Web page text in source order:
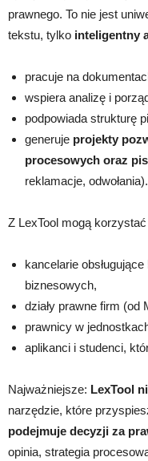
prawnego. To nie jest
tekstu, tylko inteligentny
pracuje na
wspiera analizę i
podpowiada strukturę
generuje projekty
procesowych oraz
reklamacje, odwołania).
Z LexTool mogą
kancelarie
biznesowych,
działy prawne firm (od
prawnicy w
aplikanci i studenci,
Najważniejsze: LexTool
narzędzie, które
podejmuje decyzji za
opinia, strategia